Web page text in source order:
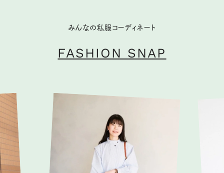
みんなの私服コーディネート
FASHION SNAP